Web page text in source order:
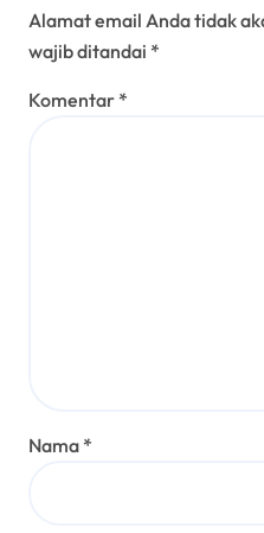
Alamat email Anda tidak
wajib ditandai *
Komentar *
Nama *